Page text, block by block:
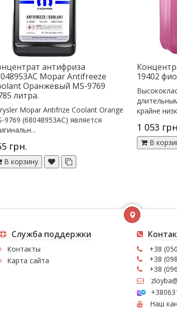
антифриза
Mopar Antifreeze
Оранжевый MS-9769
литра.
Mopar Antifrize Coolant Orange
9769 (68048953AC) является
грн.
В корзину
19402
крайне
1 053
В
Служба поддержки
Контакты
Карта сайта
+38
+38
+38
Наш